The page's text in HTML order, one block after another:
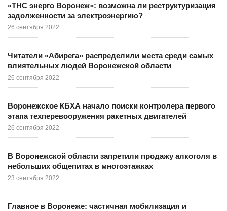
«ТНС энерго Воронеж»: возможна ли реструктуризация
задолженности за электроэнергию?
26 сентября 2022
Читатели «Абирега» распределили места среди самых
влиятельных людей Воронежской области
26 сентября 2022
Воронежское КБХА начало поиски контролера первого
этапа техперевооружения ракетных двигателей
26 сентября 2022
В Воронежской области запретили продажу алкоголя в
небольших общепитах в многоэтажках
23 сентября 2022
Главное в Воронеже: частичная мобилизация и